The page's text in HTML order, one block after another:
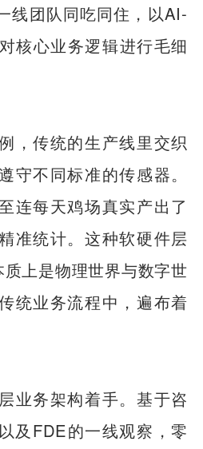
线团队同吃同住，以AI-
核心业务逻辑进行毛细
，传统的生产线里交织
守不同标准的传感器。
连每天鸡场真实产出了
准统计。这种软硬件层
质上是物理世界与数字世
统业务流程中，遍布着
业务架构着手。基于咨
及FDE的一线观察，零